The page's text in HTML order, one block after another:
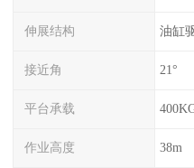
伸展结构 油缸
接近角 21°
平台承载
作业高度 38m